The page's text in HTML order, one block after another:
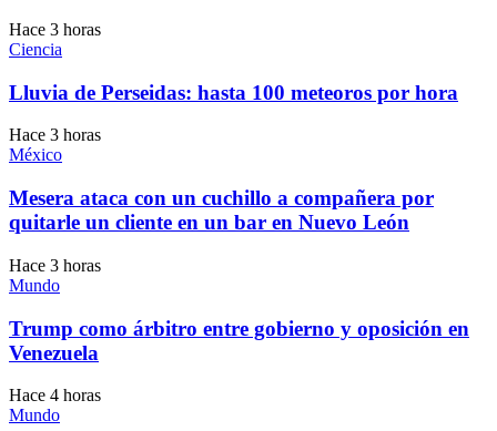
Hace 3 horas
Ciencia
Lluvia de Perseidas: hasta 100 meteoros por hora
Hace 3 horas
México
Mesera ataca con un cuchillo a compañera por
quitarle un cliente en un bar en Nuevo León
Hace 3 horas
Mundo
Trump como árbitro entre gobierno y oposición en
Venezuela
Hace 4 horas
Mundo